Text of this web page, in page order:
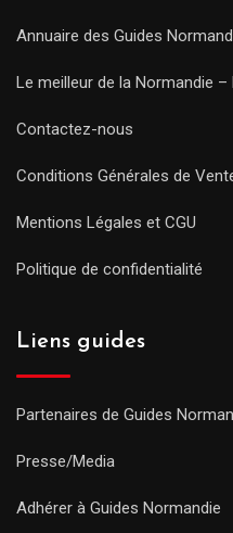
Annuaire des Guides
Le meilleur de la Normandie
Contactez-nous
Conditions Générales de
Mentions Légales et CGU
Politique de confidentialité
Liens guides
Partenaires de Guides
Presse/Media
Adhérer à Guides Normandie